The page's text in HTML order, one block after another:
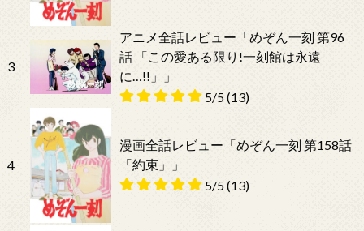
3
アニメ全話レビュー「めぞん一刻 第96
話 「この愛ある限り!一刻館は永遠
に…!!」」
5/5(13)
4
漫画全話レビュー「めぞん一刻 第158話
「約束」」
5/5(13)